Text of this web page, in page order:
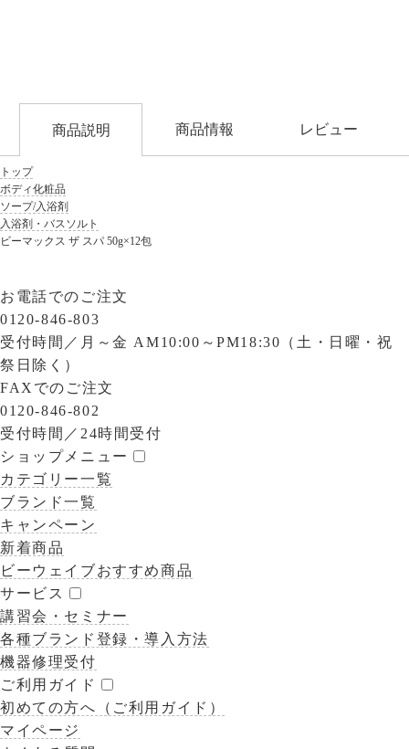
トップ
ボディ化粧品
ソープ/入浴剤
入浴剤・バスソルト
ビーマックス ザ スパ 50g×12包
商品説明 商品情報 レビュー
お電話でのご注文
0120-846-803
受付時間／ 月～金 AM10:00～PM18:30（土・日曜・祝
祭日除く）
FAXでのご注文
0120-846-802
受付時間／ 24時間受付
ショップメニュー
カテゴリー一覧
ブランド一覧
キャンペーン
新着商品
ビーウェイブおすすめ商品
サービス
講習会・セミナー
各種ブランド登録・導入方法
機器修理受付
ご利用ガイド
初めての方へ（ご利用ガイド）
マイページ